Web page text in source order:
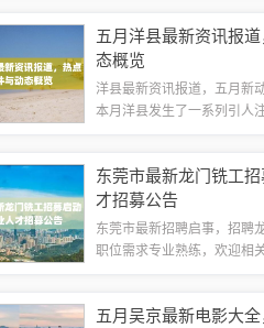
环和排除体内湿气。这些最
五月洋县最新资讯报
态概览
洋县最新资讯报道，五月新
本月洋县发生了一系列引人
事务取得显著进展。关注洋
东莞市最新龙门铣工
才招募公告
东莞市最新招聘启事，招聘
职位需求专业熟练，欢迎相
优厚，提供良好的工作环境
五月吴京最新电影大